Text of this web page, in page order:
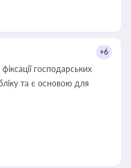
+6
господарських
та є основою для